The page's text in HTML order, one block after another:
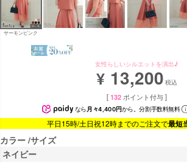
サーモンピンク
女性らしいシルエットを演出♪
¥ 13,200 税込
[ 132 ポイント付与 ]
なら 月々4,400円から。分割手数料無料
平日15時/土日祝12時までのご注文で最短
カラー サイズ
ネイビー